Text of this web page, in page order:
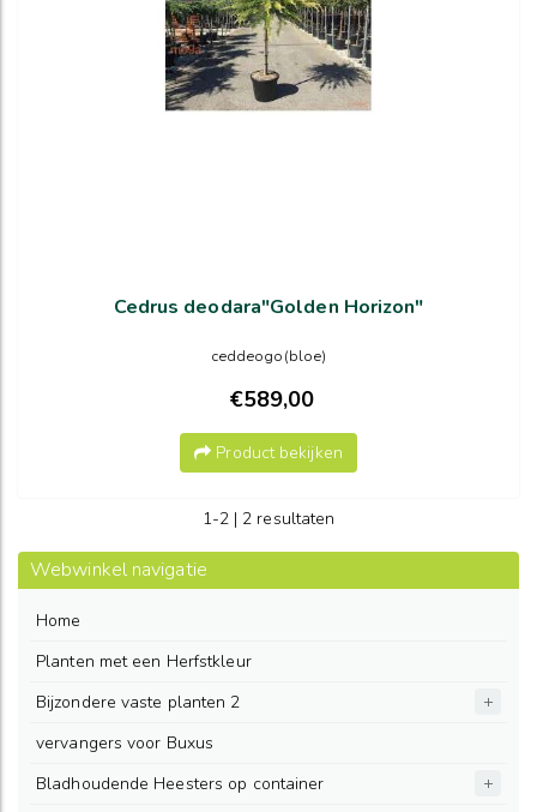
Cedrus deodara"Golden Horizon"
ceddeogo(bloe)
€589,00
Product bekijken
1-2 | 2 resultaten
Webwinkel navigatie
Home
Planten met een Herfstkleur
Bijzondere vaste planten 2
vervangers voor Buxus
Bladhoudende Heesters op container